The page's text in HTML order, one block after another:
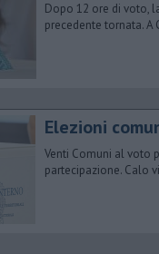
Dopo 12 ore di voto,
precedente tornata. A
Elezioni
Venti Comuni al voto
partecipazione. Calo